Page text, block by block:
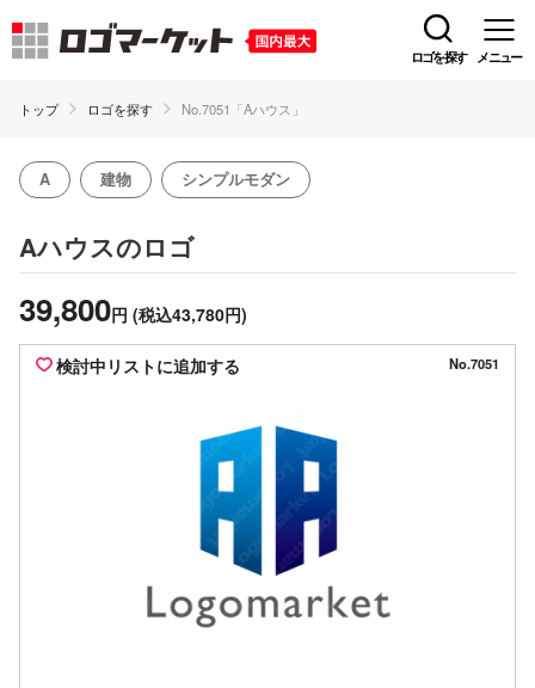
ロゴを探す メニュー
トップ ロゴを探す No.7051「Aハウス」
A 建物 シンプルモダン
Aハウスのロゴ
39,800円 (税込43,780円)
検討中リストに追加する No.7051